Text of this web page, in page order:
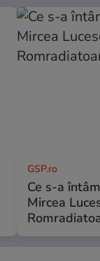
GSP.ro
Ce s-a
Mircea